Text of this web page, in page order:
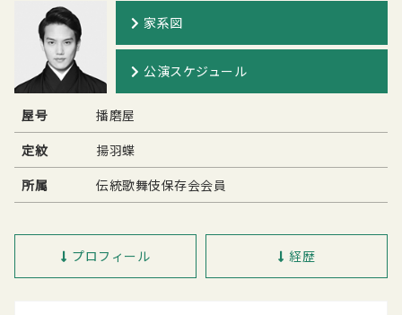
家系図
公演スケジュール
屋号
播磨屋
定紋
揚羽蝶
所属
伝統歌舞伎保存会会員
プロフィール 経歴